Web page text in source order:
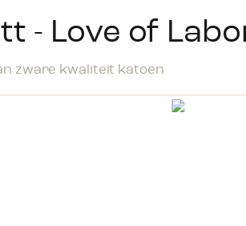
- Love of
zware kwaliteit katoen